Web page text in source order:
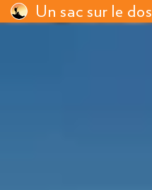
Un sac sur le dos